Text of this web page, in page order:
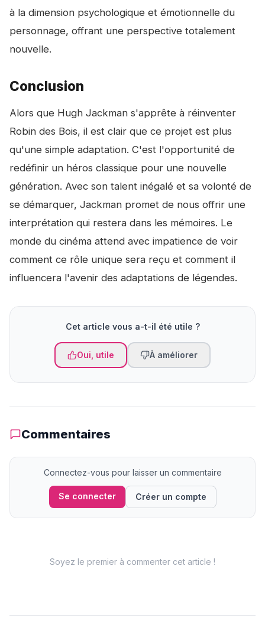
à la dimension psychologique et émotionnelle du
personnage, offrant une perspective totalement
nouvelle.
Conclusion
Alors que Hugh Jackman s'apprête à réinventer
Robin des Bois, il est clair que ce projet est plus
qu'une simple adaptation. C'est l'opportunité de
redéfinir un héros classique pour une nouvelle
génération. Avec son talent inégalé et sa volonté de
se démarquer, Jackman promet de nous offrir une
interprétation qui restera dans les mémoires. Le
monde du cinéma attend avec impatience de voir
comment ce rôle unique sera reçu et comment il
influencera l'avenir des adaptations de légendes.
Cet article vous a-t-il été utile ?
Oui, utile À améliorer
Commentaires
Connectez-vous pour laisser un commentaire
Se connecter Créer un compte
Soyez le premier à commenter cet article !